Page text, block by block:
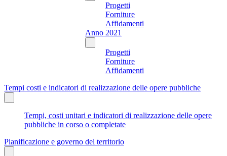
Progetti
Forniture
Affidamenti
Anno 2021
Progetti
Forniture
Affidamenti
Tempi costi e indicatori di realizzazione delle opere pubbliche
Tempi, costi unitari e indicatori di realizzazione delle opere
pubbliche in corso o completate
Pianificazione e governo del territorio